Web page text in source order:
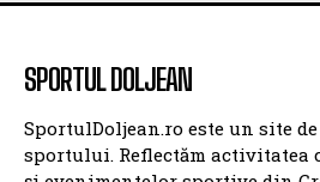
SPORTUL DOLJEAN
SportulDoljean.ro este un site